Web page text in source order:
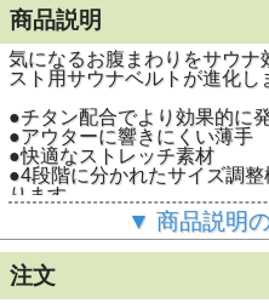
商品説明
気になるお腹まわりをサウ
スト用サウナベルトが進化し
●チタン配合でより効果的に
●アウターに響きにくい薄手
●快適なストレッチ素材
●4段階に分かれたサイズ調
ります。
●今まで続かなかったダイエ
ルトを使えば簡単で長続き！
●ジッパーでお腹周りにがっ
っぷり発汗します。
●表面はさらさら快適。しっ
▼ 商品説明
注文